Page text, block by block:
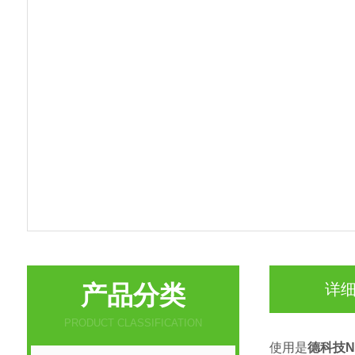
产品分类
PRODUCT CLASSIFICATION
详
使用是德科技